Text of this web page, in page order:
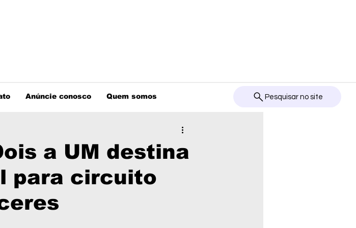
Anúncie conosco Quem somos Pesquisar no site
a UM destina
para circuito